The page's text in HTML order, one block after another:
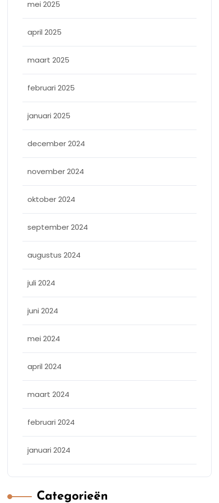
mei 2025
april 2025
maart 2025
februari 2025
januari 2025
december 2024
november 2024
oktober 2024
september 2024
augustus 2024
juli 2024
juni 2024
mei 2024
april 2024
maart 2024
februari 2024
januari 2024
Categorieën